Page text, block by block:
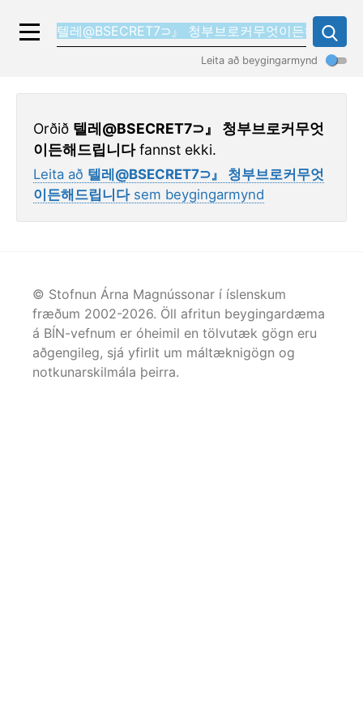
Leita að beygingarmynd
Orðið 텔레@BSECRET7⊃』 청부브로커무엇
이든해드립니다fannst ekki.
Leita að 텔레@BSECRET7⊃』 청부브로커무엇
이든해드립니다sem beygingarmynd
© Stofnun Árna Magnússonar í íslenskum
fræðum 2002-2026. Öll afritun beygingardæma
á BÍN-vefnum er óheimil en tölvutæk gögn eru
aðgengileg, sjá yfirlit um máltæknigögn og
notkunarskilmála þeirra.